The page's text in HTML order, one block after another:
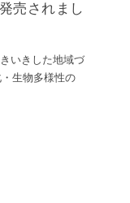
売されまし
いきした地域づ
生物多様性の